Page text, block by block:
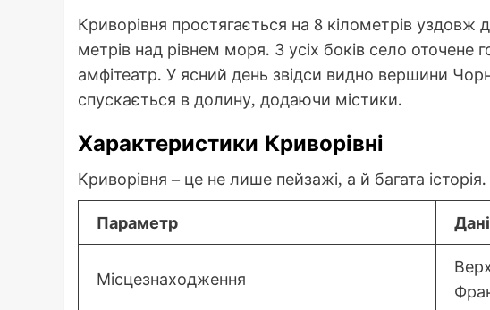
Криворівня простягається на 8 кілометрів уздовж
метрів над рівнем моря. З усіх боків село
амфітеатр. У ясний день звідси видно вершини
спускається в долину, додаючи містики.
Характеристики Криворівні
Криворівня – це не лише пейзажі, а й багата
Параметр Дані
Місцезнаходження